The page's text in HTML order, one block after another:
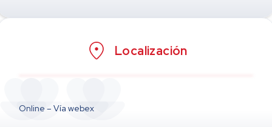
Localización
Online – Vía webex